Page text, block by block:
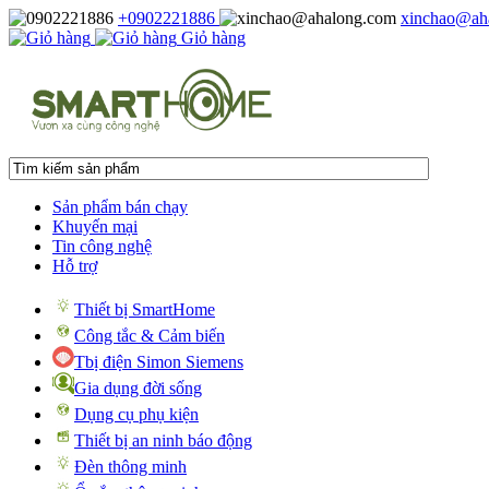
+0902221886
Giỏ hàng
Sản phẩm bán chạy
Khuyến mại
Tin công nghệ
Hỗ trợ
Thiết bị SmartHome
Công tắc & Cảm biến
Tbị điện Simon Siemens
Gia dụng đời sống
Dụng cụ phụ kiện
Thiết bị an ninh báo động
Đèn thông minh